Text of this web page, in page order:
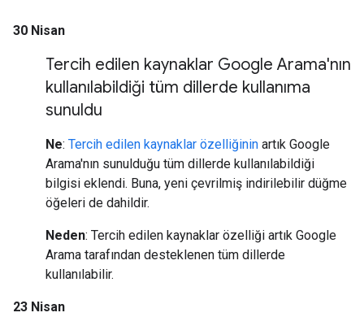
30 Nisan
Tercih edilen kaynaklar Google Arama'nın
kullanılabildiği tüm dillerde kullanıma
sunuldu
Ne: Tercih edilen kaynaklar özelliğinin artık Google
Arama'nın sunulduğu tüm dillerde kullanılabildiği
bilgisi eklendi. Buna, yeni çevrilmiş indirilebilir düğme
öğeleri de dahildir.
Neden: Tercih edilen kaynaklar özelliği artık Google
Arama tarafından desteklenen tüm dillerde
kullanılabilir.
23 Nisan